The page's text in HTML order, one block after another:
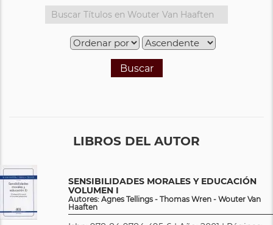
Buscar
LIBROS DEL AUTOR
SENSIBILIDADES MORALES Y EDUCACIÓN
VOLUMEN I
Autores: Agnes Tellings - Thomas Wren - Wouter Van
Haaften